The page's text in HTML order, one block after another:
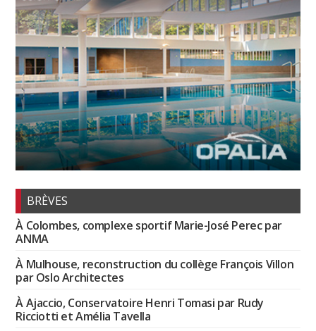
BRÈVES
À Colombes, complexe sportif Marie-José Perec par
ANMA
À Mulhouse, reconstruction du collège François Villon
par Oslo Architectes
À Ajaccio, Conservatoire Henri Tomasi par Rudy
Ricciotti et Amélia Tavella